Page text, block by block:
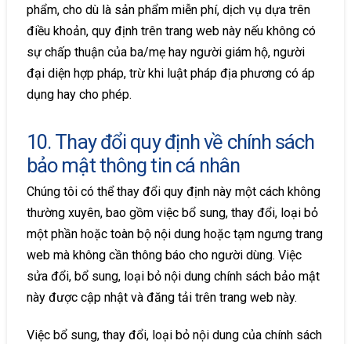
phẩm, cho dù là sản phẩm miễn phí, dịch vụ dựa trên
điều khoản, quy định trên trang web này nếu không có
sự chấp thuận của ba/mẹ hay người giám hộ, người
đại diện hợp pháp, trừ khi luật pháp địa phương có áp
dụng hay cho phép.
10. Thay đổi quy định về chính sách
bảo mật thông tin cá nhân
Chúng tôi có thể thay đổi quy định này một cách không
thường xuyên, bao gồm việc bổ sung, thay đổi, loại bỏ
một phần hoặc toàn bộ nội dung hoặc tạm ngưng trang
web mà không cần thông báo cho người dùng. Việc
sửa đổi, bổ sung, loại bỏ nội dung chính sách bảo mật
này được cập nhật và đăng tải trên trang web này.
Việc bổ sung, thay đổi, loại bỏ nội dung của chính sách